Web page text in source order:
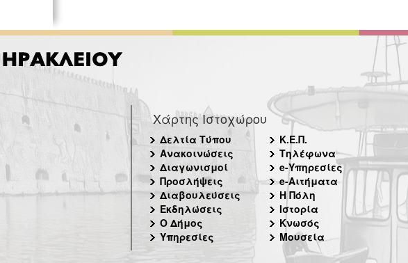
Χάρτης Ιστοχώρου
Δελτία Τύπου
Ανακοινώσεις
Διαγωνισμοί
Προσλήψεις
Διαβουλεύσεις
Εκδηλώσεις
Ο Δήμος
Υπηρεσίες
Κ.Ε.Π.
Τηλέφωνα
e-Υπηρεσίες
e-Αιτήματα
Η Πόλη
Ιστορία
Κνωσός
Μουσεία